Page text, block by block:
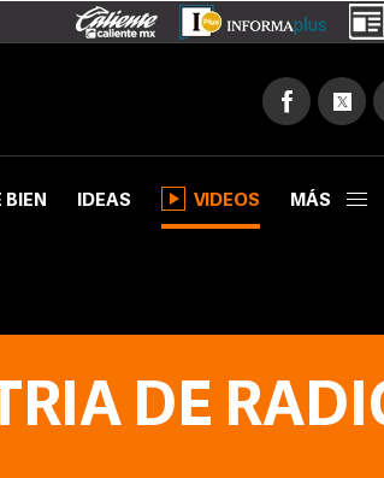
BIEN IDEAS VIDEOS MÁS
DE